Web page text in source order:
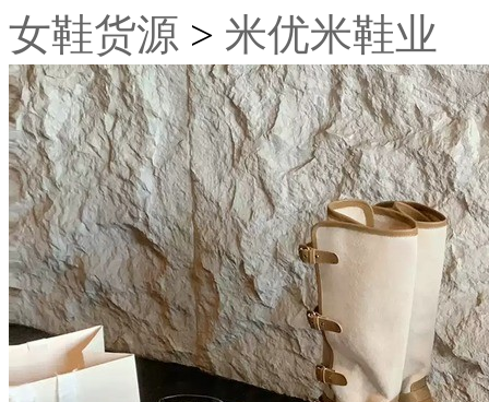
女鞋货源 > 米优米鞋业